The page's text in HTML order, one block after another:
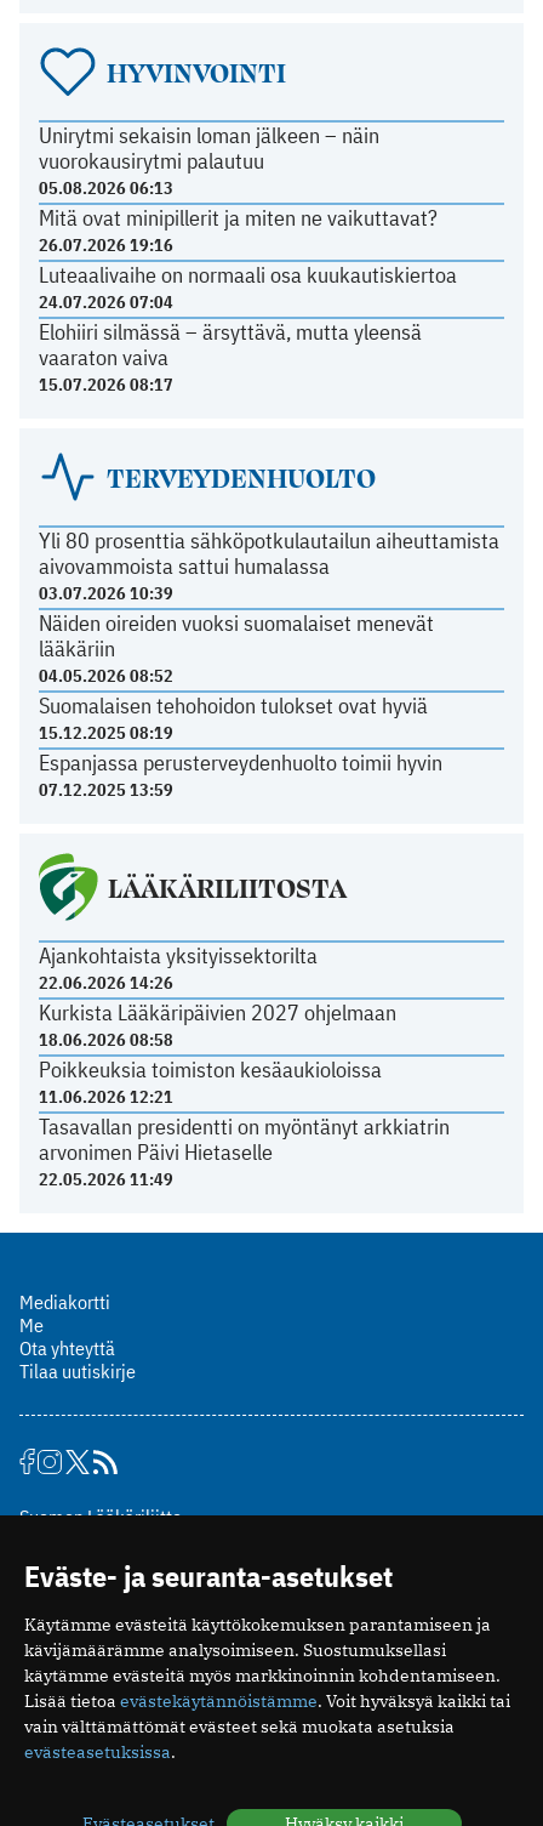
HYVINVOINTI
Unirytmi sekaisin loman jälkeen – näin
vuorokausirytmi palautuu
05.08.2026 06:13
Mitä ovat minipillerit ja miten ne vaikuttavat?
26.07.2026 19:16
Luteaalivaihe on normaali osa kuukautiskiertoa
24.07.2026 07:04
Elohiiri silmässä – ärsyttävä, mutta yleensä
vaaraton vaiva
15.07.2026 08:17
TERVEYDENHUOLTO
Yli 80 prosenttia sähköpotkulautailun aiheuttamista
aivovammoista sattui humalassa
03.07.2026 10:39
Näiden oireiden vuoksi suomalaiset menevät
lääkäriin
04.05.2026 08:52
Suomalaisen tehohoidon tulokset ovat hyviä
15.12.2025 08:19
Espanjassa perusterveydenhuolto toimii hyvin
07.12.2025 13:59
LÄÄKÄRILIITOSTA
Ajankohtaista yksityissektorilta
22.06.2026 14:26
Kurkista Lääkäripäivien 2027 ohjelmaan
18.06.2026 08:58
Poikkeuksia toimiston kesäaukioloissa
11.06.2026 12:21
Tasavallan presidentti on myöntänyt arkkiatrin
arvonimen Päivi Hietaselle
22.05.2026 11:49
Mediakortti
Me
Ota yhteyttä
Tilaa uutiskirje
Suomen Lääkäriliitto
00510 Helsinki
puh. (09) 393 091
toimitus@potilaanlaakarilehti.fi
ISSN 2323-9476
Eväste- ja seuranta-asetukset
Käytämme evästeitä käyttökokemuksen parantamiseen ja
kävijämäärämme analysoimiseen. Suostumuksellasi
käytämme evästeitä myös markkinoinnin kohdentamiseen.
Lisää tietoa evästekäytännöistämme. Voit hyväksyä kaikki tai
vain välttämättömät evästeet sekä muokata asetuksia
evästeasetuksissa.